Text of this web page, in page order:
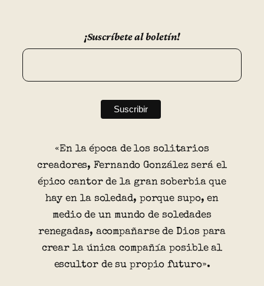
¡Suscríbete al boletín!
«En la época de los solitarios
creadores, Fernando González será el
épico cantor de la gran soberbia que
hay en la soledad, porque supo, en
medio de un mundo de soledades
renegadas, acompañarse de Dios para
crear la única compañía posible al
escultor de su propio futuro».